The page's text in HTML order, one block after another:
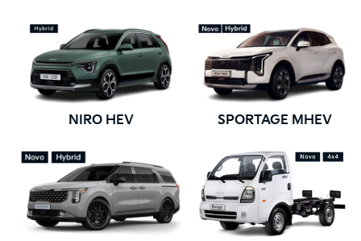
NIRO HEV SPORTAGE MHEV